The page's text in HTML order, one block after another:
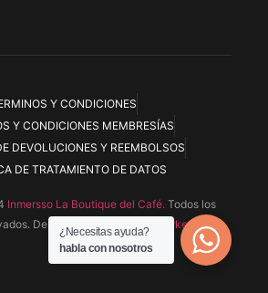
Y CONDICIONES
Y CONDICIONES MEMBRESÍAS
DEVOLUCIONES Y REEMBOLSOS
DE TRATAMIENTO DE DATOS
Inmersso La Boutique del Café. Todos los
Desarrollada por
Ryoku Marketing
¿Necesitas ayuda?
habla con nosotros